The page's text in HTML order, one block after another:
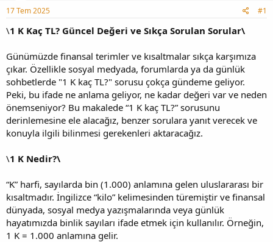
b
a
t
a
n
g
ı
ç
r
i
h
i
17 Tem 2025 #1
\1 K Kaç TL? Güncel Değeri ve Sıkça Sorulan Sorular\
Günümüzde finansal terimler ve kısaltmalar sıkça karşımıza
çıkar. Özellikle sosyal medyada, forumlarda ya da günlük
sohbetlerde "1 K kaç TL?" sorusu çokça gündeme geliyor.
Peki, bu ifade ne anlama geliyor, ne kadar değeri var ve neden
önemseniyor? Bu makalede “1 K kaç TL?” sorusunu
derinlemesine ele alacağız, benzer sorulara yanıt verecek ve
konuyla ilgili bilinmesi gerekenleri aktaracağız.
\1 K Nedir?\
“K” harfi, sayılarda bin (1.000) anlamına gelen uluslararası bir
kısaltmadır. İngilizce “kilo” kelimesinden türemiştir ve finansal
dünyada, sosyal medya yazışmalarında veya günlük
hayatımızda binlik sayıları ifade etmek için kullanılır. Örneğin,
1 K = 1.000 anlamına gelir.